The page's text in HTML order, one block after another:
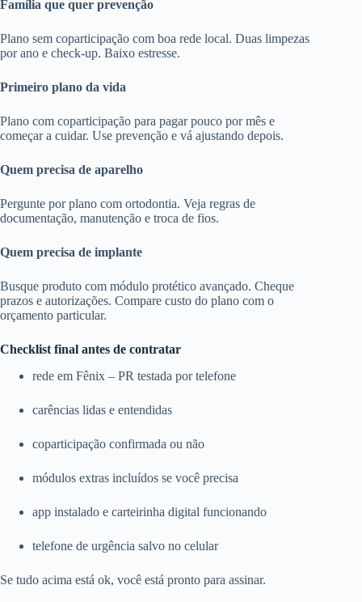
Família que quer prevenção
Plano sem coparticipação com boa rede local. Duas limpezas
por ano e check-up. Baixo estresse.
Primeiro plano da vida
Plano com coparticipação para pagar pouco por mês e
começar a cuidar. Use prevenção e vá ajustando depois.
Quem precisa de aparelho
Pergunte por plano com ortodontia. Veja regras de
documentação, manutenção e troca de fios.
Quem precisa de implante
Busque produto com módulo protético avançado. Cheque
prazos e autorizações. Compare custo do plano com o
orçamento particular.
Checklist final antes de contratar
rede em Fênix – PR testada por telefone
carências lidas e entendidas
coparticipação confirmada ou não
módulos extras incluídos se você precisa
app instalado e carteirinha digital funcionando
telefone de urgência salvo no celular
Se tudo acima está ok, você está pronto para assinar.